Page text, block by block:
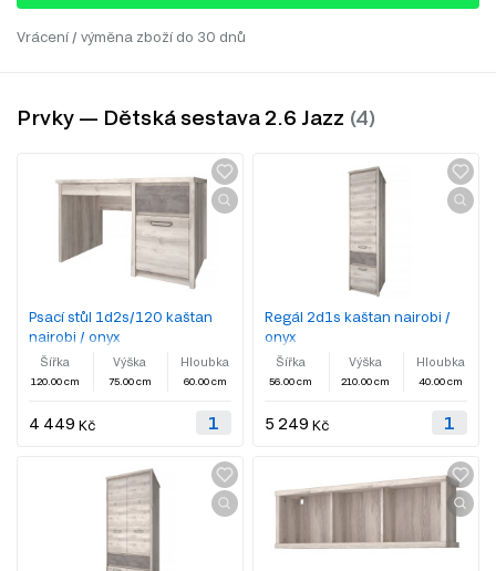
Vrácení / výměna zboží do 30 dnů
Prvky — Dětská sestava 2.6 Jazz
Psací stůl 1d2s/120 kaštan
nairobi / onyx
Šířka
120.00 cm
Výška
75.00 cm
Hloubka
60.00 cm
4 449 Kč
Regál 2d1s kaštan nairobi /
onyx
Šířka
56.00 cm
Výška
210.00 cm
Hloubka
40.00 cm
5 249 Kč